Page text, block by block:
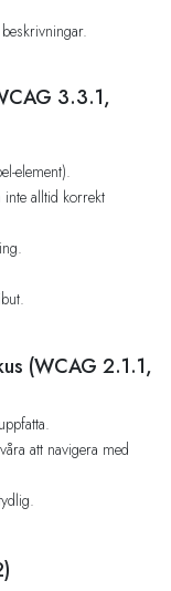
3.3.1,
element).
inte alltid korrekt
(WCAG 2.1.1,
att navigera med